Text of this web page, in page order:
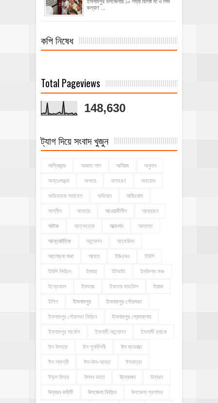
ইসলামপুর উপজেলায় ১০ শয্যা বিশিষ্ট মা ও শিশু
কল্যাণ ...
কপি নিষেধ
Total Pageviews
148,630
ট্যাগ দিয়ে সংবাদ খুজুন
অগ্নিকান্ড অজ্ঞাত লাশ অনিয়ম অনুদান
অন্তঃসত্ত্বা অপচয় অপহরণ অবরোধ
অভিভাবক সমাবেশ অভিযান অভিযোগ
অশ্লীল অসহায় আওয়ামীলীগ আক্রমন
আটক আত্নহত্যা আত্মসাৎ আদালত
আন্তর্জাতিক আন্দোলন আমেরিকা
আলোচনা সভা আহত ইউএনও ইউপি
ইউপি নির্বাচন ইজারা ইটভাটা ইনকিলাব মঞ্চ
ইন্তেকাল ইফতার ইফতার মাহফিল ইয়াবা
ইলিশ ইসলামপুর ইসলামপুর পৌরসভা
ইসলামপুর পৌরসভা নির্বাচন ইসলামপুর প্রেসক্লাব
ইসলামপুর সার্কেল ইসলামী আন্দোলন ইসলামী ব্যাংক
ঈদ উপহার ঈদ পুনর্মিলনী ঈদ শুভেচ্ছা
ঈদ সামগ্রী ঈদ-উল-আযহা ঈদযাত্রা
ঈদুল ফিতর উৎসব ভাতা উদ্বোধন উন্নয়ন
উন্নয়ন কমিটি উপজেলা নির্বাচন উপজেলা প্রশাসন